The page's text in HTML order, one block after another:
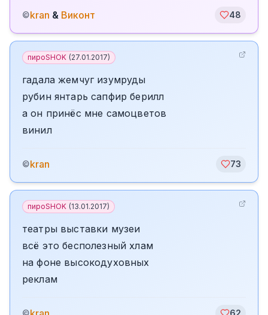
©kran & Виконт 48
пироSHOK (27.01.2017)
гадала жемчуг изумруды
рубин янтарь сапфир берилл
а он принёс мне самоцветов
винил
©kran 73
пироSHOK (13.01.2017)
театры выставки музеи
всё это бесполезный хлам
на фоне высокодуховных
реклам
© 62